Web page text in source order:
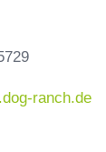
ranch.de